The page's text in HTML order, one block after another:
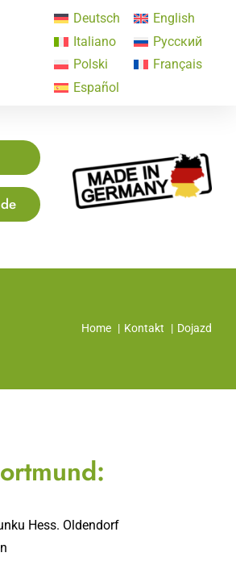
Deutsch
English
Italiano
Русский
Polski
Français
Español
Home Kontakt Dojazd
Hess. Oldendorf